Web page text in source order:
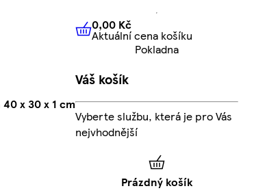
x 30 x 1 cm
0,00 KčAktuální cena košíku
0,00 Kč
Aktuální cena košíku
Pokladna
Váš košík
Vyberte službu, která je pro Vás
nejvhodnější
Prázdný košík